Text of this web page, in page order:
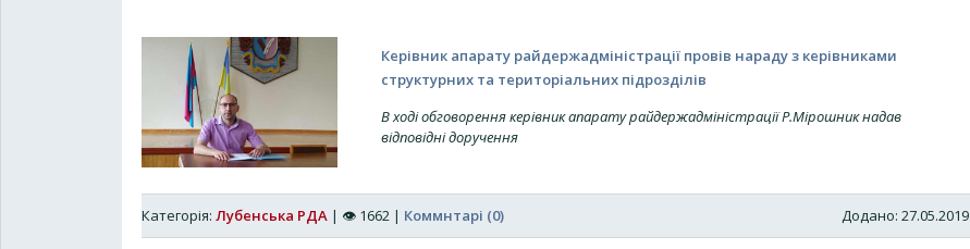
Керівник апарату райдержадміністрації провів нараду з керівниками
структурних та територіальних підрозділів
В ході обговорення керівник апарату райдержадміністрації Р.Мірошник надав
відповідні доручення
Додано: 27.05.2019
Категорія: Лубенська РДА | 👁 1662 | Коммнтарі (0)